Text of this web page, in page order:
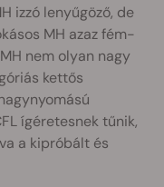
izzó lenyűgöző, de
MH azaz fém-
nem olyan nagy
kettős
ígéretesnek tűnik,
a kipróbált és